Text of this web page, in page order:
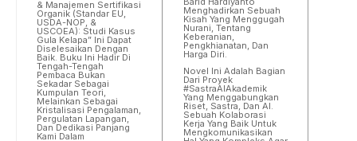
& Manajemen Sertifikasi
Organik (Standar EU,
USDA-NOP, &
USCOEA): Studi Kasus
Gula Kelapa” Ini Dapat
Diselesaikan Dengan
Baik. Buku Ini Hadir Di
Tengah-Tengah
Pembaca Bukan
Sekadar Sebagai
Kumpulan Teori,
Melainkan Sebagai
Kristalisasi Pengalaman,
Pergulatan Lapangan,
Dan Dedikasi Panjang
Kami Dalam
Menghadirkan Sebuah
Kisah Yang Menggugah
Nurani, Tentang
Keberanian,
Pengkhianatan, Dan
Harga Diri.
Novel Ini Adalah Bagian
Dari Proyek
#SastraAIAkademik
Yang Menggabungkan
Riset, Sastra, Dan AI.
Sebuah Kolaborasi
Kerja Yang Baik Untuk
Mengkomunikasikan